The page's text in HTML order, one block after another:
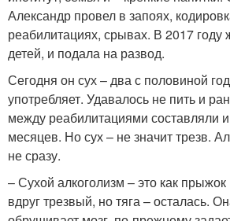
Александр провел в запоях,
реабилитациях, срывах. В 2017 году
детей, и подала на развод.
Сегодня он сух – два с половиной
употребляет. Удавалось не пить и
между реабилитациями составляли
месяцев. Но сух – не значит трезв.
не сразу.
– Сухой алкоголизм – это как прыжок
вдруг трезвый, но тяга – осталась.